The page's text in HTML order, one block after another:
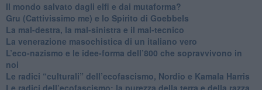
​Il mondo salvato dagli elfi e dai mutaforma?
Gru (Cattivissimo me) e lo Spirito di Goebbels
​La mal-destra, la mal-sinistra e il mal-tecnico
​La venerazione masochistica di un italiano vero
​L’eco-nazismo e le idee-forma dell’800 che sopravvivono in
noi
​Le radici “culturali” dell’ecofascismo, Nordio e Kamala Harris
Le radici dell’ecofascismo: la purezza della terra e della razza